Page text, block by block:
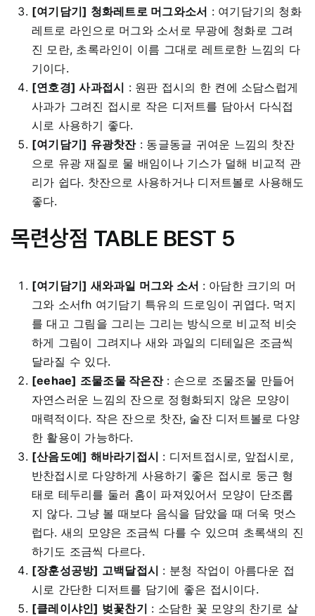
[여기담기] 청화레트로 머그와소서 : 여기담기의 청화
레트로 라인으로 머그와 소서로 무광에 청화로 그려
진 모란, 초록라인이 이름 그대로 레트로한 느낌의 다
기이다.
[연호경] 사과접시 : 원판 접시의 한 켠에 소담스럽게
사과가 그려진 접시로 작은 디저트를 담아서 다식접
시로 사용하기 좋다.
[여기담기] 유광찻잔: 동글동글 귀여운 느낌의 찻잔
으로 유광 재질로 물 배임이나 기스가 덜해 비교적 관
리가 쉽다. 찻잔으로 사용하거나 디저트볼로 사용해도
좋다.
목련상점 TABLE BEST 5
[여기담기] 새와과일 머그와 소서 : 아담한 크기의 머
그와 소서fh 여기담기 특유의 드로잉이 귀엽다. 먹지
를 대고 그림을 그리는 그리는 방식으로 비교적 비슷
하게 그림이 그려지나 새와 과일의 디테일은 조금씩
달라질 수 있다.
[eehae] 조물조물 작은잔: 손으로 조물조물 만들어
자연스러운 느낌의 잔으로 정형화되지 않은 모양이
매력적이다. 작은 잔으로 찻잔, 술잔 디저트볼로 다양
한 활용이 가능하다.
[산음도예] 해바라기접시 : 디저트접시로, 앞접시로,
반찬접시로 다양하게 사용하기 좋은 접시로 둥근 형
태로 테두리를 둘러 홈이 파져있어서 모양이 단조롭
지 않다. 그냥 볼 때보다 음식을 담았을 때 더욱 멋스
럽다. 새의 모양은 조금씩 다를 수 있으며 초록색의 진
하기도 조금씩 다르다.
[장훈성공방] 고백달접시 : 분청 작업이 아름다운 접
시로 간단한 디저트를 담기에 좋은 접시이다.
[클레이샤인] 벚꽃찬기 : 소담한 꽃 모양의 찬기로 살